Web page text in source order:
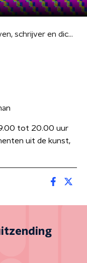
Kunststof - Rense Sinkgraven, schrijver en dichter
tot 20.00 uur
uit de kunst,